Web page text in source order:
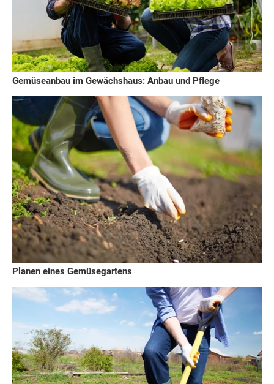
Gemüseanbau im Gewächshaus: Anbau und Pflege
Planen eines Gemüsegartens